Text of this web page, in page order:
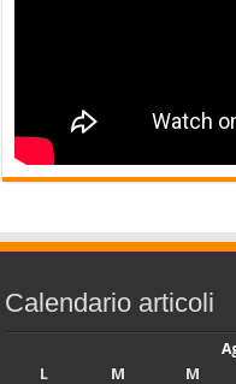
Calendario articoli
L
M M